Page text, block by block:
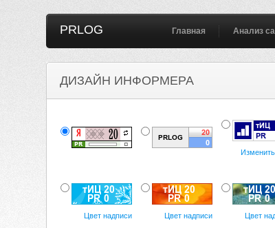
PRLOG Главная Анализ
ДИЗАЙН ИНФОРМЕРА
Цвет надписи Цвет надписи Цвет